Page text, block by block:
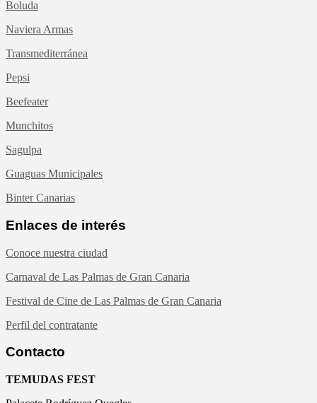
Boluda
Naviera Armas
Transmediterránea
Pepsi
Beefeater
Munchitos
Sagulpa
Guaguas Municipales
Binter Canarias
Enlaces de interés
Conoce nuestra ciudad
Carnaval de Las Palmas de Gran Canaria
Festival de Cine de Las Palmas de Gran Canaria
Perfil del contratante
Contacto
TEMUDAS FEST